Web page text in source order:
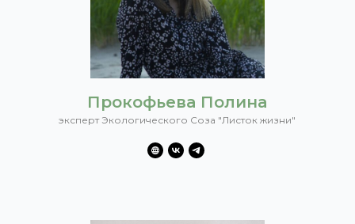
Прокофьева Полина
эксперт Экологического Соза "Листок жизни"